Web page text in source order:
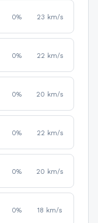
0% 23 km/s
0% 22 km/s
0% 20 km/s
0% 22 km/s
0% 20 km/s
0% 18 km/s